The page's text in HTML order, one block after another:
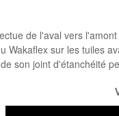
de l'aval vers l'amont
Wakaflex sur les tuiles
son joint d'étanchéité